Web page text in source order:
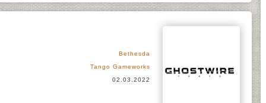
Bethesda
Tango Gameworks
02.03.2022